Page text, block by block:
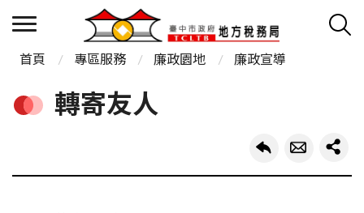
首頁 專區服務 廉政園地 廉政宣導
轉寄友人